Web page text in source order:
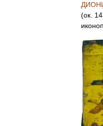
(ок